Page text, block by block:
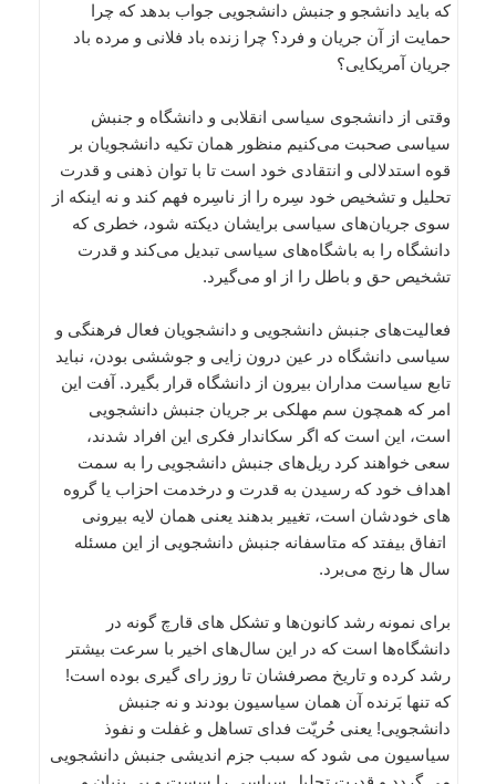
که باید دانشجو و جنبش دانشجویی جواب بدهد که چرا
حمایت از آن جریان و فرد؟ چرا زنده باد فلانی و مرده باد
جریان آمریکایی؟
وقتی از دانشجوی سیاسی انقلابی و دانشگاه و جنبش
سیاسی صحبت می‌‌کنیم منظور همان تکیه دانشجویان بر
قوه استدلالی و انتقادی خود است تا با توان ذهنی و قدرت
تحلیل و تشخیص خود سِره را از ناسِره فهم کند و نه اینکه از
سوی جریان‌‌های سیاسی برایشان دیکته شود، خطری که
دانشگاه را به باشگاه‌‌های سیاسی تبدیل می‌‌کند و قدرت
تشخیص حق و باطل را از او می‌‌گیرد.
فعالیت‌‌های جنبش دانشجویی و دانشجویان فعال فرهنگی و
سیاسی دانشگاه در عین درون زایی و جوششی بودن، نباید
تابع سیاست مداران بیرون از دانشگاه قرار بگیرد. آفت این
امر که همچون سم مهلکی بر جریان جنبش دانشجویی
است، این است که اگر سکاندار فکری این افراد شدند،
سعی خواهند کرد ریل‌‌های جنبش دانشجویی را به سمت
اهداف خود که رسیدن به قدرت و درخدمت احزاب یا گروه
های خودشان است، تغییر بدهند یعنی همان لایه بیرونی
اتفاق بیفتد که متاسفانه جنبش دانشجویی از این مسئله
سال ها رنج می‌‌برد.
برای نمونه رشد کانون‌‌ها و تشکل های قارچ گونه در
دانشگاه‌‌ها است که در این سال‌های اخیر با سرعت بیشتر
رشد کرده و تاریخ مصرفشان تا روز رای گیری بوده است!
که تنها بَرنده آن همان سیاسیون بودند و نه جنبش
دانشجویی! یعنی حُریّت فدای تساهل و غفلت و نفوذ
سیاسیون می شود که سبب جزم اندیشی جنبش دانشجویی